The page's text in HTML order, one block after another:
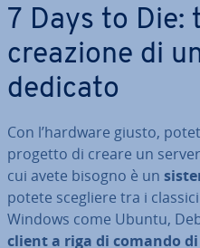
7 Days to
creazione di
dedicato
Con l’hardware giusto,
progetto di creare un
cui avete bisogno è un
potete scegliere tra i
Windows come Ubuntu,
client a riga di comando